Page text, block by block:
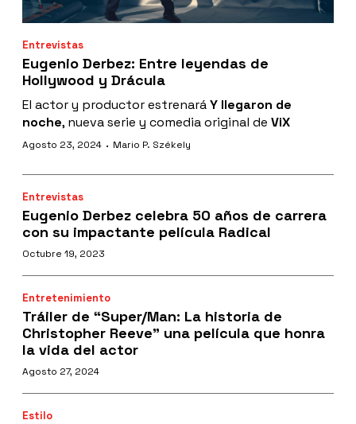
Entrevistas
Eugenio Derbez: Entre leyendas de
Hollywood y Drácula
El actor y productor estrenaráY llegaron de
noche, nueva serie y comedia original de ViX
Agosto 23, 2024 · Mario P. Székely
Entrevistas
Eugenio Derbez celebra 50 años de carrera
con su impactante película Radical
Octubre 19, 2023
Entretenimiento
Tráiler de “Super/Man: La historia de
Christopher Reeve” una película que honra
la vida del actor
Agosto 27, 2024
Estilo